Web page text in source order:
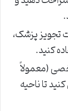
تجویز پزشک،
کنید.
(معمولاً
تا ناحیه